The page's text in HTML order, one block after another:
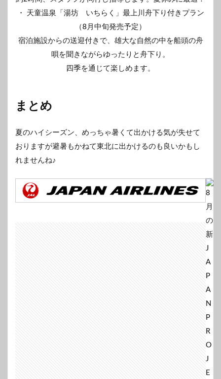
・ 天童温泉「湯坊 いちらく」最上川舟下り付きプラン
（8月中旬発売予定）
宿泊施設からの送迎付きで、雄大な自然の中を船頭の舟
唄を聞きながらゆったりと舟下り。
四季を通じて楽しめます。
まとめ
夏のハイシーズン、めっちゃ暑くて出かける気が失せて
おりますが避暑もかねて東北に出かけるのも良いかもし
れませんね♪